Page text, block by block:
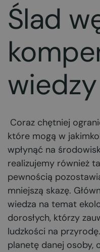
Ślad
wiedzy
Coraz chętniej
które mogą w
wpłynąć na
realizujemy również
pewnością
mniejszą skazę.
wiedza na temat
dorosłych, którzy
ludzkości na
planetę danej osoby,